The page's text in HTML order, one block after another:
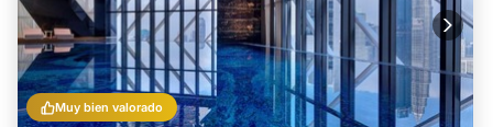
Muy bien valorado